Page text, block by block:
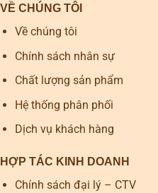
VỀ CHÚNG TÔI
Về chúng tôi
Chính sách nhân sự
Chất lượng sản phẩm
Hệ thống phân phối
Dịch vụ khách hàng
HỢP TÁC KINH DOANH
Chính sách đại lý – CTV